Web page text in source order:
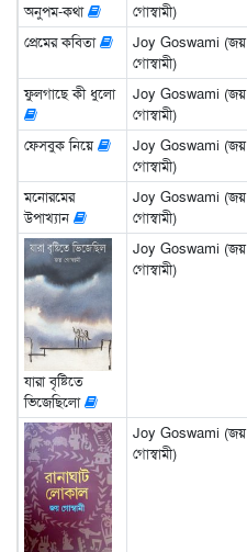
অনুপম-কথা
গোস্বামী)
প্রেমের কবিতা
Joy Goswami (জয়
গোস্বামী)
ফুলগাছে কী ধুলো
Joy Goswami (জয়
গোস্বামী)
ফেসবুক নিয়ে
Joy Goswami (জয়
গোস্বামী)
মনোরমের
উপাখ্যান
Joy Goswami (জয়
গোস্বামী)
যারা বৃষ্টিতে
ভিজেছিলো
Joy Goswami (জয়
গোস্বামী)
Joy Goswami (জয়
গোস্বামী)